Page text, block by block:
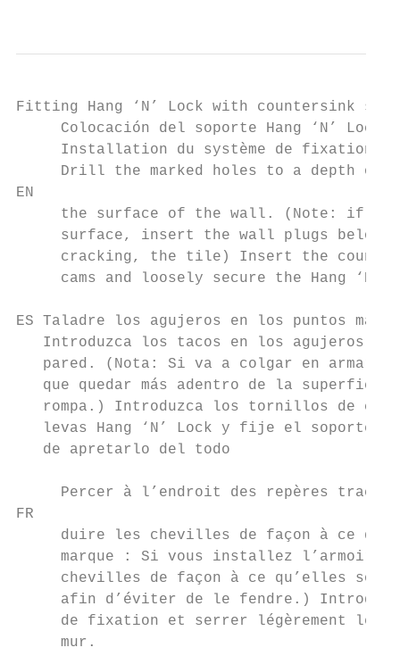
Fitting Hang ‘N’ Lock with countersink
Colocación del soporte Hang ‘N’ Lock
Installation du système de fixation
Drill the marked holes to a depth of
EN
the surface of the wall. (Note: if
surface, insert the wall plugs below
cracking, the tile) Insert the
cams and loosely secure the Hang ‘N’
ES Taladre los agujeros en los puntos
Introduzca los tacos en los agujeros
pared. (Nota: Si va a colgar en
que quedar más adentro de la
rompa.) Introduzca los tornillos de
levas Hang ‘N’ Lock y fije el soporte
   de apretarlo del todo
Percer à l’endroit des repères
FR
duire les chevilles de façon à ce
marque : Si vous installez l’armoire
chevilles de façon à ce qu’elles
afin d’éviter de le fendre.)
de fixation et serrer légèrement le
     mur.